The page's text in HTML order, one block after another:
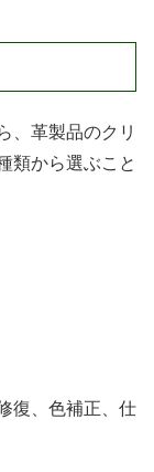
、革製品のクリ
類から選ぶこと
復、色補正、仕